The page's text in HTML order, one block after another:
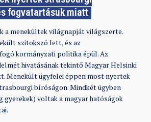
fogvatartásuk miatt
a menekültek világnapját világszerte.
szitokszó lett, és az
kormányzati politika épül. Az
hivatásának tekintő Magyar Helsinki
Menekült ügyfelei éppen most nyertek
bíróságon. Mindkét ügyben
gyerekek) voltak a magyar hatóságok